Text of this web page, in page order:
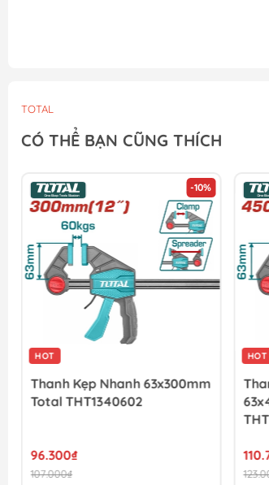
TOTAL
CÓ THỂ BẠN CŨNG THÍCH
-10%
HOT
Thanh Kẹp Nhanh 63x300mm
Total THT1340602
96.300₫
107.000₫
HOT